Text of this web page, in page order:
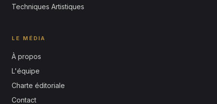
Techniques Artistiques
LE MÉDIA
À propos
L'équipe
Charte éditoriale
Contact